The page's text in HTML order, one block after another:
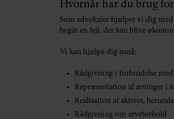
Hvornår har du brug
Som advokater hjælper vi dig
begår en fejl, der kan blive
Vi kan hjælpe dig med:
Rådgivning i forbindelse
Repræsentation af arvinger i
Realisation af aktiver,
Rådgivning om arveforhold